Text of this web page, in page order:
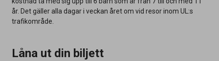
år. Det gäller alla dagar i veckan året om vid resor inom UL:s
trafikområde.
Låna ut din biljett